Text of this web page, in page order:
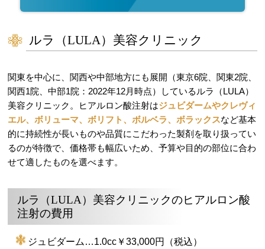
ルラ（LULA）美容クリニック
関東を中心に、関西や中部地方にも展開（東京6院、関東2院、
関西1院、中部1院：2022年12月時点）しているルラ（LULA）
美容クリニック。ヒアルロン酸注射はジュビダームやクレヴィ
エル、ボリューマ、ボリフト、ボルベラ、ボラックスなど基本
的に持続性が長いものや品質にこだわった製剤を取り扱ってい
るのが特徴で、価格帯も幅広いため、予算や目的の部位に合わ
せて適したものを選べます。
ルラ（LULA）美容クリニックのヒアルロン酸
注射の費用
ジュビダーム…1.0cc￥33,000円（税込）